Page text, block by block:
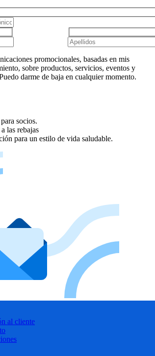
promocionales, basadas en mis
sobre productos, servicios, eventos y
darme de baja en cualquier momento.
socios.
las rebajas
para un estilo de vida saludable.
al cliente